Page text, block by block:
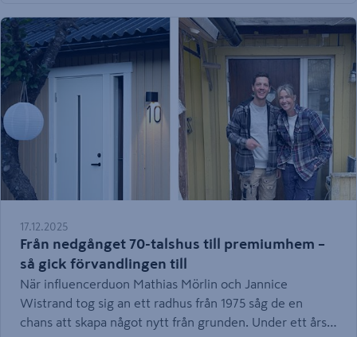
17.12.2025
Från nedgånget 70-talshus till premiumhem –
så gick förvandlingen till
När influencerduon Mathias Mörlin och Jannice
Wistrand tog sig an ett radhus från 1975 såg de en
chans att skapa något nytt från grunden. Under ett års